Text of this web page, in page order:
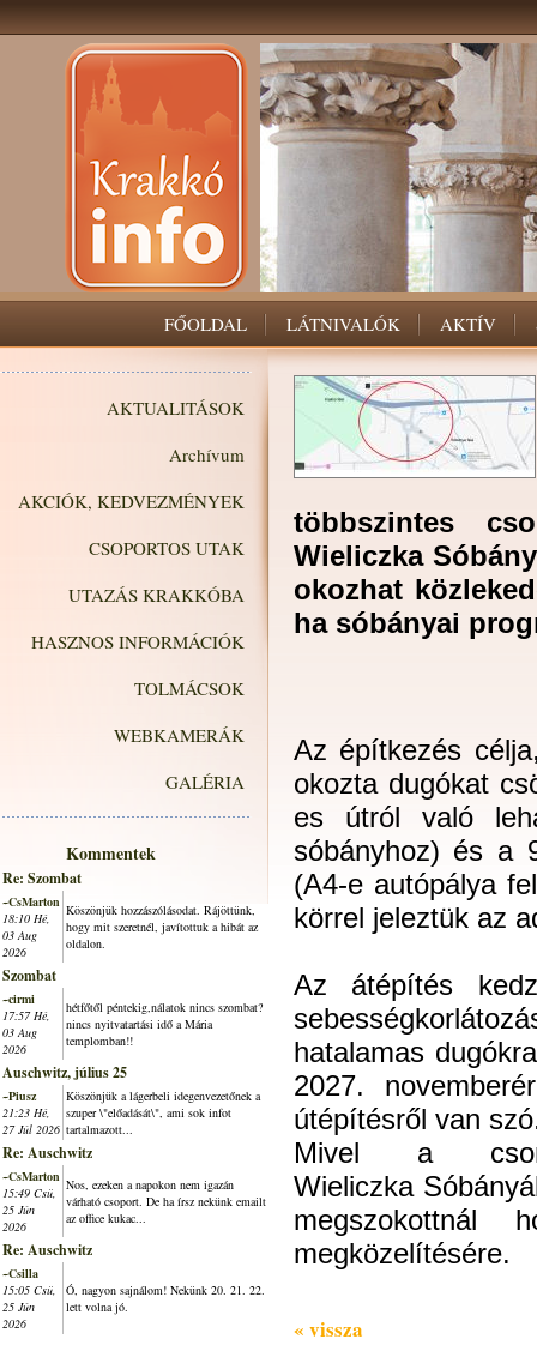
FŐOLDAL LÁTNIVALÓK AKTÍV
AKTUALITÁSOK
Archívum
AKCIÓK, KEDVEZMÉNYEK
CSOPORTOS UTAK
UTAZÁS KRAKKÓBA
HASZNOS INFORMÁCIÓK
TOLMÁCSOK
WEBKAMERÁK
GALÉRIA
Kommentek
Re: Szombat
~CsMarton
18:10 Hé,
03 Aug
2026
Köszönjük hozzászólásodat. Rájöttünk,
hogy mit szeretnél, javítottuk a hibát az
oldalon.
Szombat
~cirmi
17:57 Hé,
03 Aug
2026
hétfőtől péntekig,nálatok nincs szombat?
nincs nyitvatartási idő a Mária
templomban!!
Auschwitz, július 25
~Piusz
21:23 Hé,
27 Júl 2026
Köszönjük a lágerbeli idegenvezetőnek a
szuper \"előadását\", ami sok infot
tartalmazott...
Re: Auschwitz
~CsMarton
15:49 Csü,
25 Jún
2026
Nos, ezeken a napokon nem igazán
várható csoport. De ha írsz nekünk emailt
az office kukac...
Re: Auschwitz
~Csilla
15:05 Csü,
25 Jún
2026
Ó, nagyon sajnálom! Nekünk 20. 21. 22.
lett volna jó.
többszintes
Wieliczka
okozhat
ha sóbányai
Az építkezés
okozta dugókat
es útról való
sóbányhoz) és a
(A4-e autópálya
körrel jeleztük az
Az átépítés
hatalamas
2027.
útépítésről van
Mivel a
Wieliczka
megszokottnál
megközelítésére.
« vissza